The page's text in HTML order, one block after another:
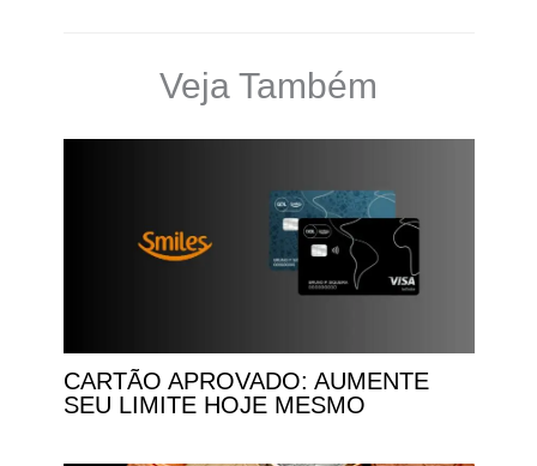
Veja Também
CARTÃO APROVADO: AUMENTE
SEU LIMITE HOJE MESMO